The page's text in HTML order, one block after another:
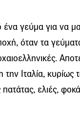
ένα γεύμα για να
όταν τα
Ιταλία, κυρίως
ελιές,